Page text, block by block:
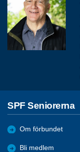
SPF Seniorerna
Om förbundet
Bli medlem